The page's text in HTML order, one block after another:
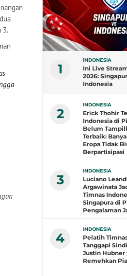
3.
1
INDONESIA
Ini Live
2026:
Indonesia
2
INDONESIA
Erick Thohir
Indonesia di
Belum
Terbaik:
Eropa Tidak
Berpartisipasi
3
INDONESIA
Luciano
Argawinata
Timnas
Singapura di
Pengalaman
4
INDONESIA
Pelatih
Tanggapi
Justin Hubner
Remehkan